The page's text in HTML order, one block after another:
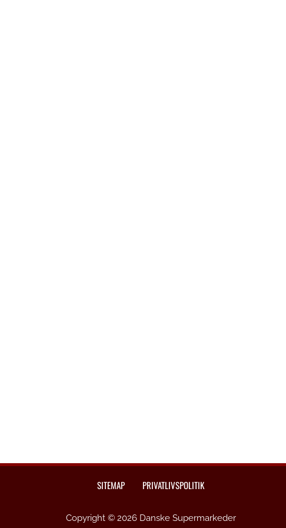
SITEMAP PRIVATLIVSPOLITIK
Copyright © 2026 Danske Supermarkeder